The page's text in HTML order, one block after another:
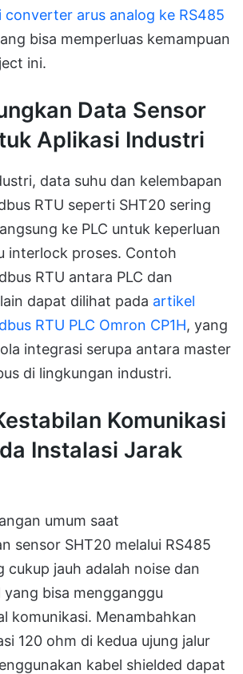
arus analog ke RS485
bisa memperluas kemampuan
ini.
Data Sensor
Aplikasi Industri
data suhu dan kelembapan
RTU seperti SHT20 sering
ke PLC untuk keperluan
interlock proses. Contoh
RTU antara PLC dan
dapat dilihat pada artikel
RTU PLC Omron CP1H, yang
integrasi serupa antara master
di lingkungan industri.
Komunikasi
Instalasi Jarak
umum saat
sensor SHT20 melalui RS485
cukup jauh adalah noise dan
yang bisa mengganggu
komunikasi. Menambahkan
120 ohm di kedua ujung jalur
kabel shielded dapat